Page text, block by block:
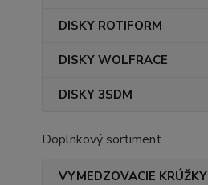
DISKY ROTIFORM
DISKY WOLFRACE
DISKY 3SDM
Doplnkový sortiment
VYMEDZOVACIE KRÚŽKY